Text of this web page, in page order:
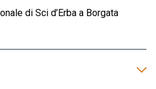
di Sci d’Erba a Borgata